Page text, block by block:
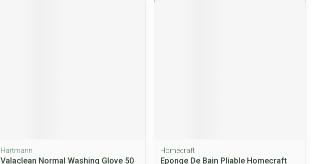
Hartmann
Valaclean Normal Washing Glove 50
Homecraft
Eponge De Bain Pliable Homecraft